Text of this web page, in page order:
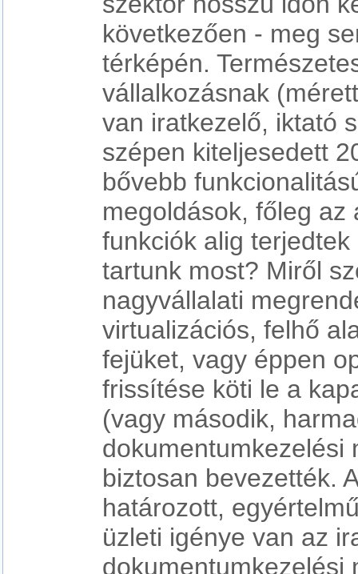
következően - meg
térképén.
vállalkozásnak
van iratkezelő, iktató
szépen kiteljesedett
bővebb
megoldások, főleg az
funkciók alig
tartunk most? Miről
nagyvállalati
virtualizációs, felhő
fejüket, vagy éppen
frissítése köti le a
(vagy második,
dokumentumkezelési
biztosan bevezették.
határozott,
üzleti igénye van az
dokumentumkezelési